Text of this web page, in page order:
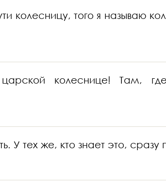
колесницу, того я называю
колеснице! Там,
У тех же, кто знает это,